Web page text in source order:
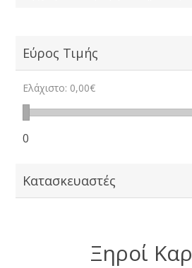
Εύρος Τιμής
Ελάχιστο: 0,00€
0
Κατασκευαστές
Ξηροί